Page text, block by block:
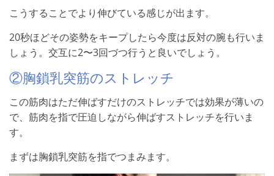
こうすることでより伸びている感じが出ます。
20秒ほどその姿勢をキープしたら今度は反対の腕も行いま
しょう。交互に2〜3回づつ行うと良いでしょう。
②胸鎖乳突筋のストレッチ
この筋肉はただ伸ばすだけのストレッチでは効果が薄いの
で、筋肉を指で圧迫しながら伸ばすストレッチを行いま
す。
まずは胸鎖乳突筋を指でつまみます。